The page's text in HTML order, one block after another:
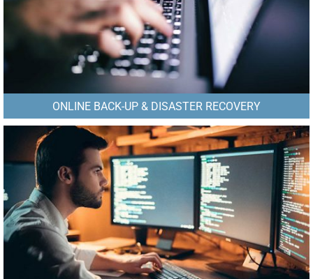
ONLINE BACK-UP & DISASTER RECOVERY